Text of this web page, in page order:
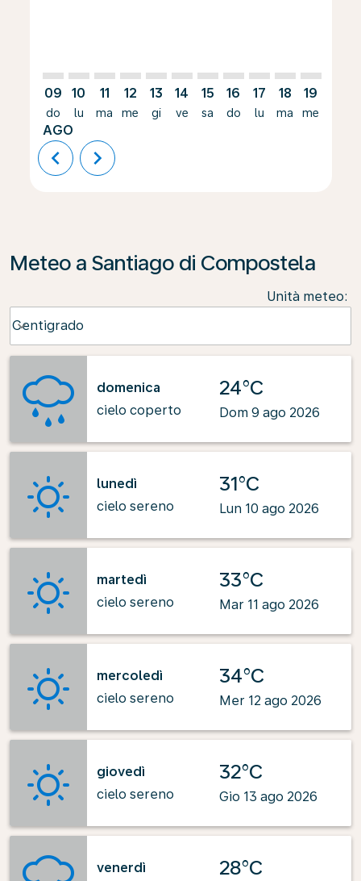
09
do
AGO
10
lu
11
ma
12
me
13
gi
14
ve
15
sa
16
do
17
lu
18
ma
19
me
chevron_left chevron_right
Meteo a Santiago di Compostela
Unità meteo:
Centigrado
keyboard_arrow_down
domenica
cielo coperto
24°C
Dom 9 ago 2026
lunedì
cielo sereno
31°C
Lun 10 ago 2026
martedì
cielo sereno
33°C
Mar 11 ago 2026
mercoledì
cielo sereno
34°C
Mer 12 ago 2026
giovedì
cielo sereno
32°C
Gio 13 ago 2026
venerdì
28°C